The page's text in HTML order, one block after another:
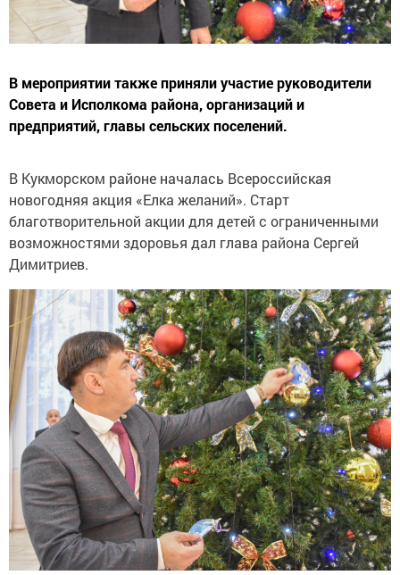
В мероприятии также приняли участие руководители
Совета и Исполкома района, организаций и
предприятий, главы сельских поселений.
В Кукморском районе началась Всероссийская
новогодняя акция «Елка желаний». Старт
благотворительной акции для детей с ограниченными
возможностями здоровья дал глава района Сергей
Димитриев.